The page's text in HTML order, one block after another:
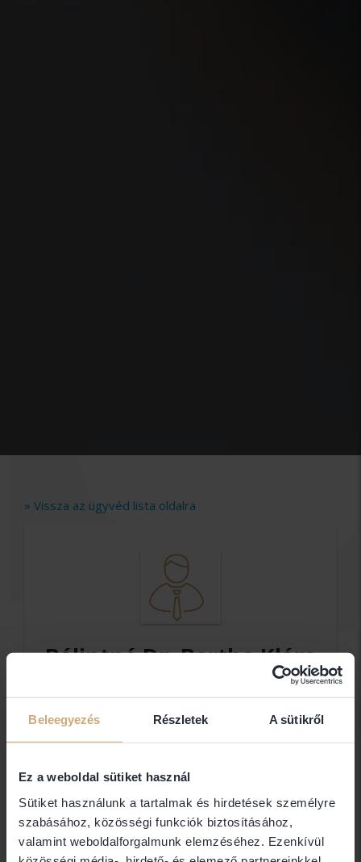
Beleegyezés Részletek A sütikről
Ez a weboldal sütiket használ
Sütiket használunk a tartalmak és hirdetések személyre
szabásához, közösségi funkciók biztosításához,
valamint weboldalforgalmunk elemzéséhez. Ezenkívül
» Vissza az ügyvéd lista oldalra
Bálintné Dr. Bartha Klára
Ügyvéd
Elérhetőségek
2700 Cegléd